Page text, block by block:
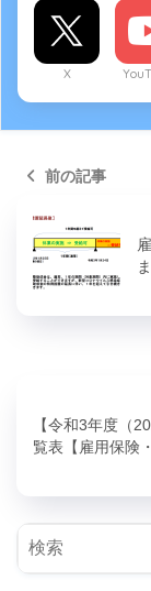
X
前の記事
【令和3年度（
覧表【雇用保険